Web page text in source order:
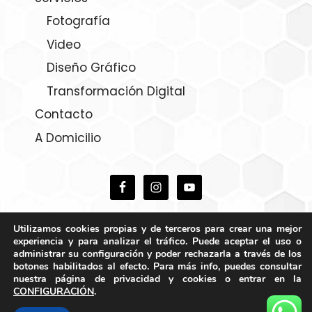
Fotografía
Video
Diseño Gráfico
Transformación Digital
Contacto
A Domicilio
Utilizamos cookies propias y de terceros para crear una mejor
experiencia y para analizar el tráfico. Puede aceptar el uso o
administrar su configuración y poder rechazarla a través de los
botones habilitados al efecto. Para más info, puedes consultar
nuestra página de privacidad y cookies o entrar en la
CONFIGURACIÓN.